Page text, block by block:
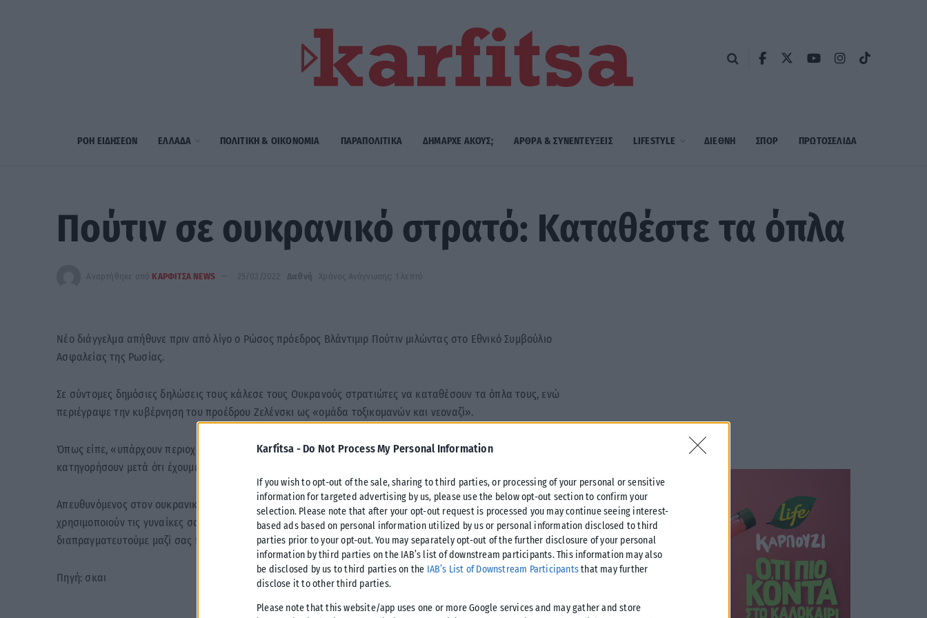
Karfitsa - Do Not Process My Personal Information
If you wish to opt-out of the sale, sharing to third parties, or processing of your personal or sensitive
information for targeted advertising by us, please use the below opt-out section to confirm your
selection. Please note that after your opt-out request is processed you may continue seeing interest-
based ads based on personal information utilized by us or personal information disclosed to third
parties prior to your opt-out. You may separately opt-out of the further disclosure of your personal
information by third parties on the IAB’s list of downstream participants. This information may also
be disclosed by us to third parties on the IAB’s List of Downstream Participantsthat may further
disclose it to other third parties.
Please note that this website/app uses one or more Google services and may gather and store
ΡΟΗ ΕΙΔΗΣΕΩΝ ΕΛΛΑΔΑ ΠΟΛΙΤΙΚΗ & ΟΙΚΟΝΟΜΙΑ ΠΑΡΑΠΟΛΙΤΙΚΑ ΔΗΜΑΡΧE ΑΚΟΥΣ; ΑΡΘΡΑ & ΣΥΝΕΝΤΕΥΞΕΙΣ LIFESTYLE ΔΙΕΘΝΗ ΣΠΟΡ ΠΡΩΤΟΣΈΛΙΔΑ
Πούτιν σε ουκρανικό στρατό: Καταθέστε τα όπλα
Αναρτήθηκε από ΚΑΡΦΙΤΣΑ NEWS 25/02/2022 Διεθνή Χρόνος Ανάγνωσης: 1 λεπτό
Νέο διάγγελμα απήθυνε πριν από λίγο ο Ρώσος πρόεδρος Βλάντιμιρ Πούτιν μιλώντας στο Εθνικό Συμβούλιο
Ασφαλείας της Ρωσίας.
Σε σύντομες δημόσιες δηλώσεις τους κάλεσε τους Ουκρανούς στρατιώτες να καταθέσουν τα όπλα τους, ενώ
περιέγραψε την κυβέρνηση του προέδρου Ζελένσκι ως «ομάδα τοξικομανών και νεοναζί».
Όπως είπε, «υπάρχουν περιοχές με αμάχους, τους οποίους προσπαθούν να κινητοποιήσουν για να μας
κατηγορήσουν μετά ότι έχουμε επιτεθεί σε αμάχους. Αυτό γίνεται κατόπιν συμβουλών Αμερικανών».
Απευθυνόμενος στον ουκρανικό στρατό, τονίζοντας ότι «μην επιτρέπετε σε αυτά τα εθνοτάγματα να
χρησιμοποιούν τις γυναίκες σας, τα παιδιά σας, τους γονείς σας, για ανθρώπινη ασπίδα. Είναι πιο εύκολο να
διαπραγματευτούμε μαζί σας παρά με ναζιστικά τάγματα ασφαλείας του Κιέβου».
Πηγή: σκαι